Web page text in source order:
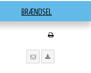
BRÆNDSEL